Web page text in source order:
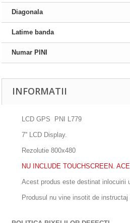
Diagonala
Latime banda
Numar PINI
INFORMATII
LCD GPS PNI L779
7'' LCD Display.
Rezolutie 800x480
NU INCLUDE TOUCHSCREEN.
Acest produs este destinat inlocuirii
Produsul nu vine insotit de